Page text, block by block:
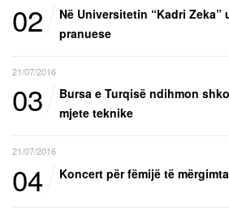
02
Në Universitetin “Kadri
pranuese
21/07/2016
03
Bursa e Turqisë ndihmon
mjete teknike
21/07/2016
04 Koncert për fëmijë të